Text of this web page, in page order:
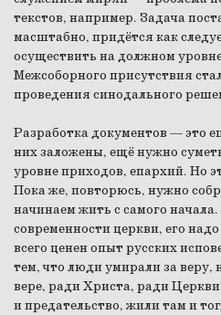
текстов, например. Задача
масштабно, придётся как
осуществить на должном
Межсоборного присутствия
проведения синодального
Разработка документов — это
них заложены, ещё нужно
уровне приходов, епархий. Но
Пока же, повторюсь, нужно
начинаем жить с самого
современности церкви, его
всего ценен опыт русских
тем, что люди умирали за веру,
вере, ради Христа, ради
и предательство, жили там и